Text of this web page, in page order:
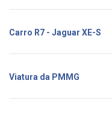
Carro R7 - Jaguar XE-S
Viatura da PMMG